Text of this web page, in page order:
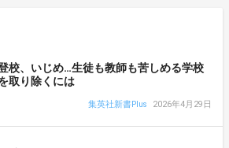
校、いじめ…生徒も教師も苦しめる学校
取り除くには
集英社新書Plus 2026年4月29日